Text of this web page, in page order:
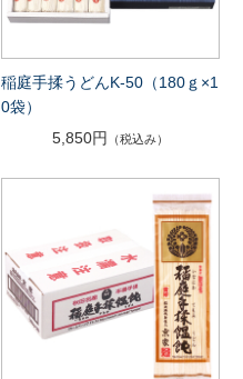
稲庭手揉うどんK-50（180ｇ×1
0袋）
5,850円
（税込み）